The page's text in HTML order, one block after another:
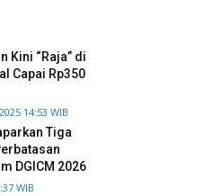
Kini “Raja” di
Capai Rp350
14:53 WIB
Tiga
DGICM 2026
WIB